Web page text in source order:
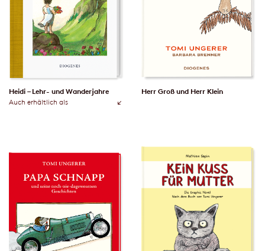
Heidi – Lehr- und Wanderjahre
Auch erhältlich als
Herr Groß und Herr Klein